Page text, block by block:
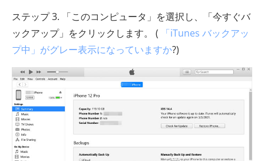
ステップ 3. 「このコンピュータ」を選択し、「今すぐバ
ックアップ」をクリックします。 (
「iTunes バックアッ
プ中」がグレー表示になっていますか?)